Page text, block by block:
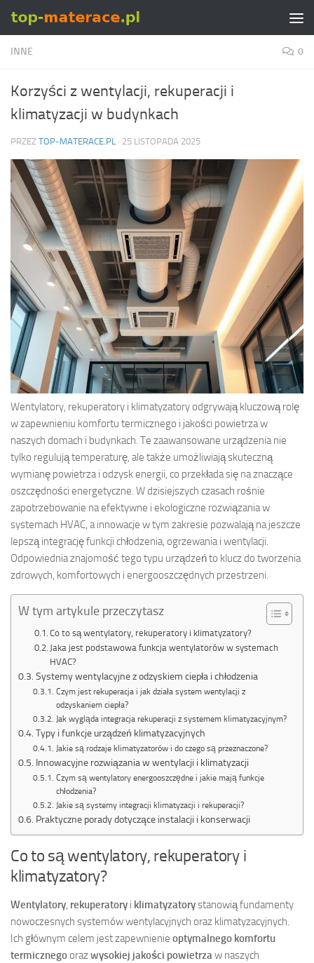
Skip to content
INNE 0
Korzyści z wentylacji, rekuperacji i
klimatyzacji w budynkach
PRZEZ TOP-MATERACE.PL · 25 LISTOPADA 2025
Wentylatory, rekuperatory i klimatyzatory odgrywają kluczową rolę
w zapewnieniu komfortu termicznego i jakości powietrza w
naszych domach i budynkach. Te zaawansowane urządzenia nie
tylko regulują temperaturę, ale także umożliwiają skuteczną
wymianę powietrza i odzysk energii, co przekłada się na znaczące
oszczędności energetyczne. W dzisiejszych czasach rośnie
zapotrzebowanie na efektywne i ekologiczne rozwiązania w
systemach HVAC, a innowacje w tym zakresie pozwalają na jeszcze
lepszą integrację funkcji chłodzenia, ogrzewania i wentylacji.
Odpowiednia znajomość tego typu urządzeń to klucz do tworzenia
zdrowych, komfortowych i energooszczędnych przestrzeni.
W tym artykule przeczytasz
Co to są wentylatory, rekuperatory i klimatyzatory?
Jaka jest podstawowa funkcja wentylatorów w systemach
HVAC?
Systemy wentylacyjne z odzyskiem ciepła i chłodzenia
Czym jest rekuperacja i jak działa system wentylacji z
odzyskaniem ciepła?
Jak wygląda integracja rekuperacji z systemem klimatyzacyjnym?
Typy i funkcje urządzeń klimatyzacyjnych
Jakie są rodzaje klimatyzatorów i do czego są przeznaczone?
Innowacyjne rozwiązania w wentylacji i klimatyzacji
Czym są wentylatory energooszczędne i jakie mają funkcje
chłodzenia?
Jakie są systemy integracji klimatyzacji i rekuperacji?
Praktyczne porady dotyczące instalacji i konserwacji
Co to są wentylatory, rekuperatory i
klimatyzatory?
Wentylatory, rekuperatory i klimatyzatorystanowią fundamenty
nowoczesnych systemów wentylacyjnych oraz klimatyzacyjnych.
Ich głównym celem jest zapewnienie optymalnego komfortu
termicznegoorazwysokiej jakości powietrzaw naszych